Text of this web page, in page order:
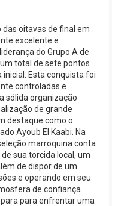
oitavas de final em
excelente e
do Grupo A de
total de sete pontos
Esta conquista foi
controladas e
sólida organização
de grande
destaque como o
Ayoub El Kaabi. Na
marroquina conta
sua torcida local, um
de dispor de um
e operando em seu
de confiança
para enfrentar uma